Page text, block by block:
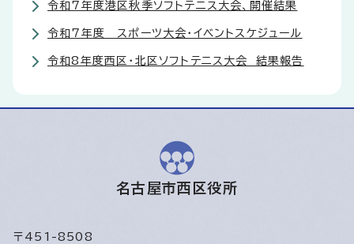
令和7年度港区秋季ソフトテニス大会、開催結果
令和7年度 スポーツ大会・イベントスケジュール
令和8年度西区・北区ソフトテニス大会 結果報告
名古屋市西区役所
〒451-8508